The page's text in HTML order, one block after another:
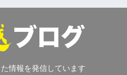
情報を発信しています